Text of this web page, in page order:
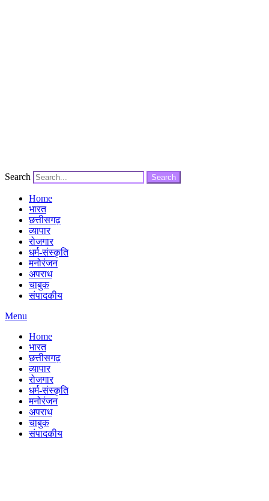
Search Search
Home
भारत
छत्तीसगढ़
व्यापार
रोजगार
धर्म-संस्कृति
मनोरंजन
अपराध
चाबुक
संपादकीय
Menu
Home
भारत
छत्तीसगढ़
व्यापार
रोजगार
धर्म-संस्कृति
मनोरंजन
अपराध
चाबुक
संपादकीय